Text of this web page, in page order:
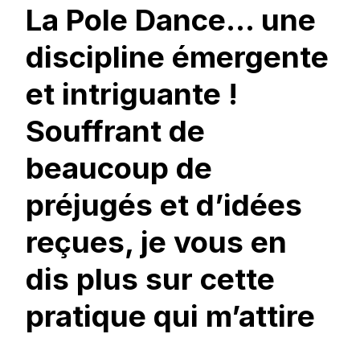
La Pole Dance… une
discipline émergente
et intriguante !
Souffrant de
beaucoup de
préjugés et d’idées
reçues, je vous en
dis plus sur cette
pratique qui m’attire